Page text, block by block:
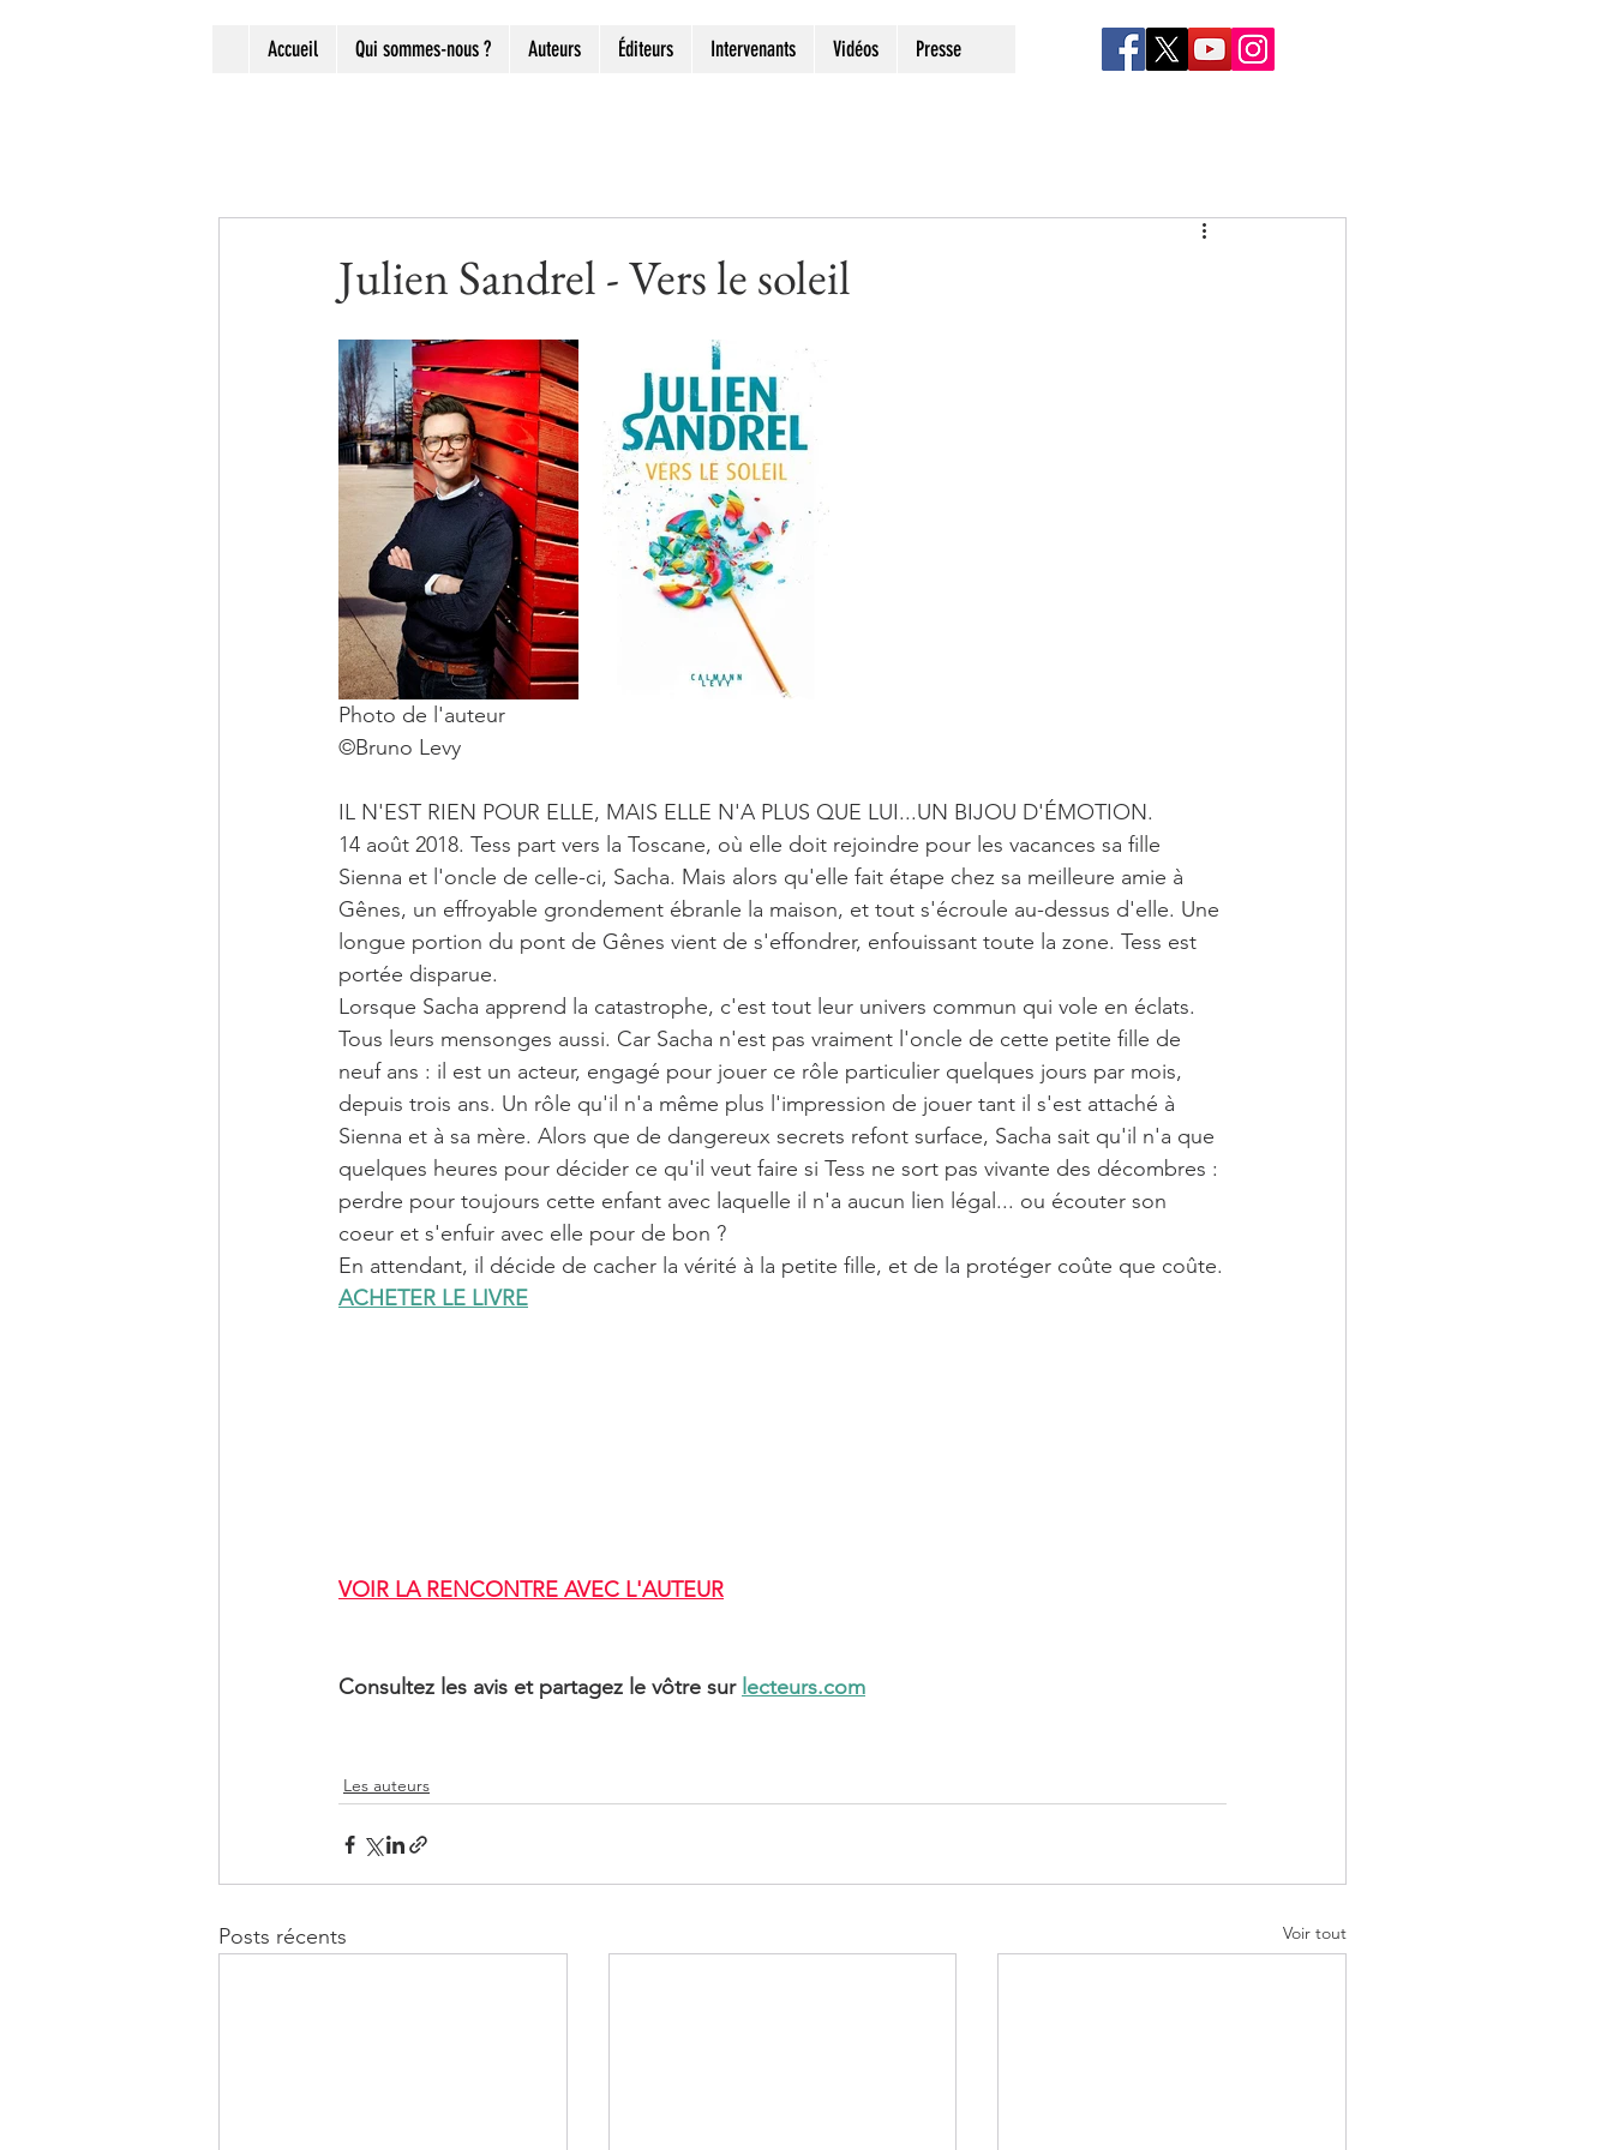
Accueil Qui sommes-nous ? Auteurs Éditeurs Intervenants Vidéos Presse
Julien Sandrel - Vers le soleil
Photo de l'auteur
©Bruno Levy
IL N'EST RIEN POUR ELLE, MAIS ELLE N'A PLUS QUE LUI...UN BIJOU D'ÉMOTION.
14 août 2018. Tess part vers la Toscane, où elle doit rejoindre pour les vacances sa fille
Sienna et l'oncle de celle-ci, Sacha. Mais alors qu'elle fait étape chez sa meilleure amie à
Gênes, un effroyable grondement ébranle la maison, et tout s'écroule au-dessus d'elle. Une
longue portion du pont de Gênes vient de s'effondrer, enfouissant toute la zone. Tess est
portée disparue.
Lorsque Sacha apprend la catastrophe, c'est tout leur univers commun qui vole en éclats.
Tous leurs mensonges aussi. Car Sacha n'est pas vraiment l'oncle de cette petite fille de
neuf ans : il est un acteur, engagé pour jouer ce rôle particulier quelques jours par mois,
depuis trois ans. Un rôle qu'il n'a même plus l'impression de jouer tant il s'est attaché à
Sienna et à sa mère. Alors que de dangereux secrets refont surface, Sacha sait qu'il n'a que
quelques heures pour décider ce qu'il veut faire si Tess ne sort pas vivante des décombres :
perdre pour toujours cette enfant avec laquelle il n'a aucun lien légal... ou écouter son
coeur et s'enfuir avec elle pour de bon ?
En attendant, il décide de cacher la vérité à la petite fille, et de la protéger coûte que coûte.
ACHETER LE LIVRE
VOIR LA RENCONTRE AVEC L'AUTEUR
Consultez les avis et partagez le vôtre sur lecteurs.com
Les auteurs
Posts récents Voir tout